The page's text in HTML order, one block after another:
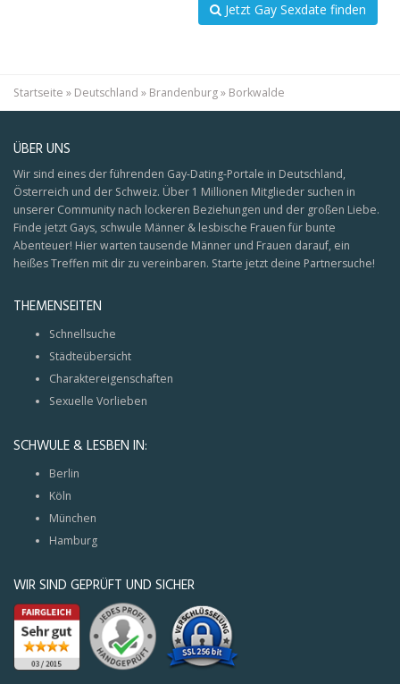
Jetzt Gay Sexdate finden
Startseite » Deutschland » Brandenburg» Borkwalde
ÜBER UNS
Wir sind eines der führenden Gay-Dating-Portale in Deutschland,
Österreich und der Schweiz. Über 1 Millionen Mitglieder suchen in
unserer Community nach lockeren Beziehungen und der großen Liebe.
Finde jetzt Gays, schwule Männer & lesbische Frauen für bunte
Abenteuer! Hier warten tausende Männer und Frauen darauf, ein
heißes Treffen mit dir zu vereinbaren. Starte jetzt deine Partnersuche!
THEMENSEITEN
Schnellsuche
Städteübersicht
Charaktereigenschaften
Sexuelle Vorlieben
SCHWULE & LESBEN IN:
Berlin
Köln
München
Hamburg
WIR SIND GEPRÜFT UND SICHER